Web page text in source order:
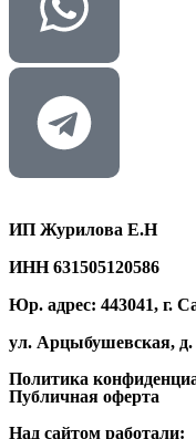
ИП Журилова Е.Н
ИНН 631505120586
Юр. адрес: 443041, г.
ул. Арцыбушевская, д.
Политика
Публичная оферта
Над сайтом работали: